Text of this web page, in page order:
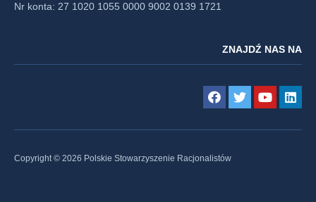
Nr konta: 27 1020 1055 0000 9002 0139 1721
ZNAJDŹ NAS NA
Copyright © 2026 Polskie Stowarzyszenie Racjonalistów